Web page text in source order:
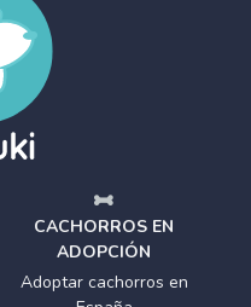
CACHORROS EN
ADOPCIÓN
Adoptar cachorros en